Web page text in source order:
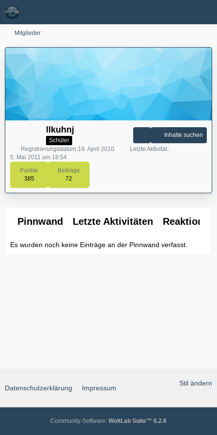
Mitglieder
llkuhnj
Schüler
Punkte
385
Beiträge
72
Inhalte suchen
Registrierungsdatum 19. April 2010
Letzte Aktivität
5. Mai 2011 um 18:54
Pinnwand Letzte Aktivitäten Reaktionen
Es wurden noch keine Einträge an der Pinnwand verfasst.
Stil ändern
Datenschutzerklärung Impressum
Community-Software: WoltLab Suite™ 6.2.6